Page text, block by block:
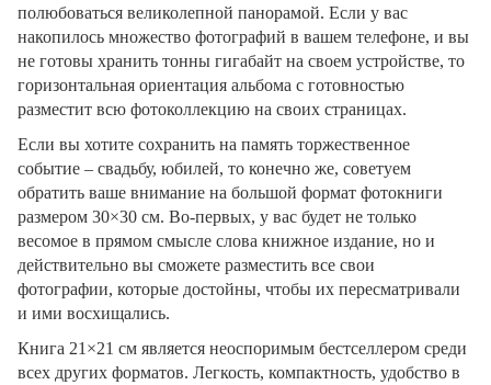
полюбоваться великолепной панорамой. Если у вас
накопилось множество фотографий в вашем телефоне, и вы
не готовы хранить тонны гигабайт на своем устройстве, то
горизонтальная ориентация альбома с готовностью
разместит всю фотоколлекцию на своих страницах.
Если вы хотите сохранить на память торжественное
событие – свадьбу, юбилей, то конечно же, советуем
обратить ваше внимание на большой формат фотокниги
размером 30×30 см. Во-первых, у вас будет не только
весомое в прямом смысле слова книжное издание, но и
действительно вы сможете разместить все свои
фотографии, которые достойны, чтобы их пересматривали
и ими восхищались.
Книга 21×21 см является неоспоримым бестселлером среди
всех других форматов. Легкость, компактность, удобство в